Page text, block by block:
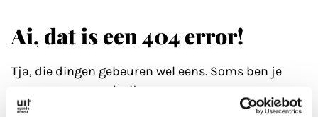
Ai, dat is een 404 error!
Tja, die dingen gebeuren wel eens. Soms ben je
gewoon even wat kwijt.